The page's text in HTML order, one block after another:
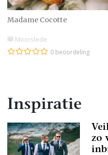
Madame Cocotte
Moorslede
0 beoordeling
Inspiratie
zo